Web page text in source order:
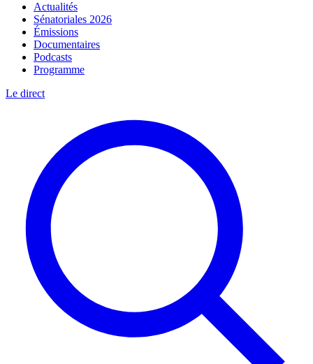
Actualités
Sénatoriales 2026
Émissions
Documentaires
Podcasts
Programme
Le direct